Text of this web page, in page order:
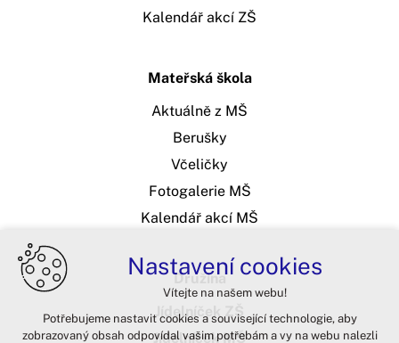
Kalendář akcí ZŠ
Mateřská škola
Aktuálně z MŠ
Berušky
Včeličky
Fotogalerie MŠ
Kalendář akcí MŠ
Družina
Jídelníček ZŠ
Jídelníček MŠ
Nastavení cookies
Vítejte na našem webu!
Potřebujeme nastavit cookies a související technologie, aby
zobrazovaný obsah odpovídal vašim potřebám a vy na webu nalezli